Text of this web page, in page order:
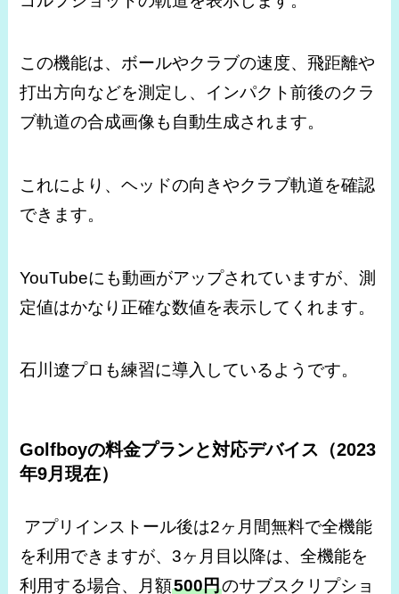
この機能は、ボールやクラブの速度、飛距離や
打出方向などを測定し、インパクト前後のクラ
ブ軌道の合成画像も自動生成されます。
これにより、ヘッドの向きやクラブ軌道を確認
できます。
YouTubeにも動画がアップされていますが、測
定値はかなり正確な数値を表示してくれます。
石川遼プロも練習に導入しているようです。
Golfboyの料金プランと対応デバイス（2023
年9月現在）
アプリインストール後は2ヶ月間無料で全機能
を利用できますが、3ヶ月目以降は、全機能を
利用する場合、月額500円のサブスクリプショ